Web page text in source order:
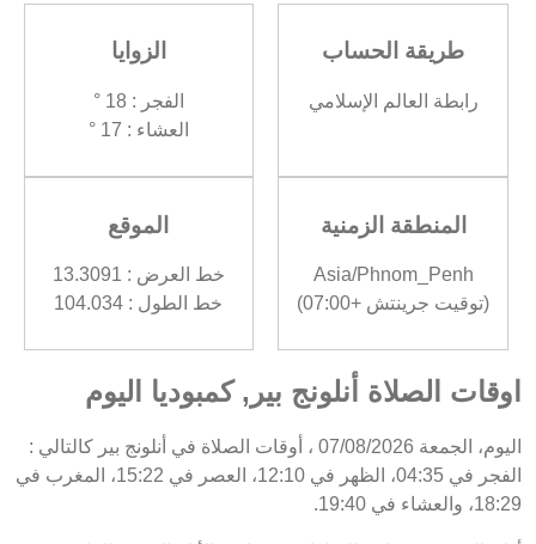
طريقة الحساب
رابطة العالم الإسلامي
الزوايا
الفجر : 18 °
العشاء : 17 °
المنطقة الزمنية
Asia/Phnom_Penh
(توقيت جرينتش +07:00)
الموقع
خط العرض : 13.3091
خط الطول : 104.034
اوقات الصلاة أنلونج بير, كمبوديا اليوم
اليوم، الجمعة 07/08/2026 ، أوقات الصلاة في أنلونج بير كالتالي :
الفجر في 04:35، الظهر في 12:10، العصر في 15:22، المغرب في
18:29، والعشاء في 19:40.